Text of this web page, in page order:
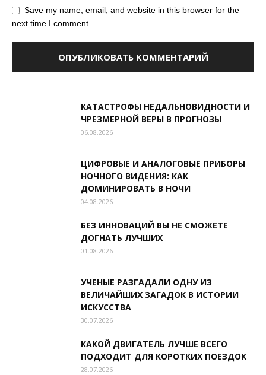
Save my name, email, and website in this browser for the
next time I comment.
КАТАСТРОФЫ НЕДАЛЬНОВИДНОСТИ И
ЧРЕЗМЕРНОЙ ВЕРЫ В ПРОГНОЗЫ
06.08.2026
ЦИФРОВЫЕ И АНАЛОГОВЫЕ ПРИБОРЫ
НОЧНОГО ВИДЕНИЯ: КАК
ДОМИНИРОВАТЬ В НОЧИ
04.08.2026
БЕЗ ИННОВАЦИЙ ВЫ НЕ СМОЖЕТЕ
ДОГНАТЬ ЛУЧШИХ
01.08.2026
УЧЕНЫЕ РАЗГАДАЛИ ОДНУ ИЗ
ВЕЛИЧАЙШИХ ЗАГАДОК В ИСТОРИИ
ИСКУССТВА
30.07.2026
КАКОЙ ДВИГАТЕЛЬ ЛУЧШЕ ВСЕГО
ПОДХОДИТ ДЛЯ КОРОТКИХ ПОЕЗДОК
28.07.2026